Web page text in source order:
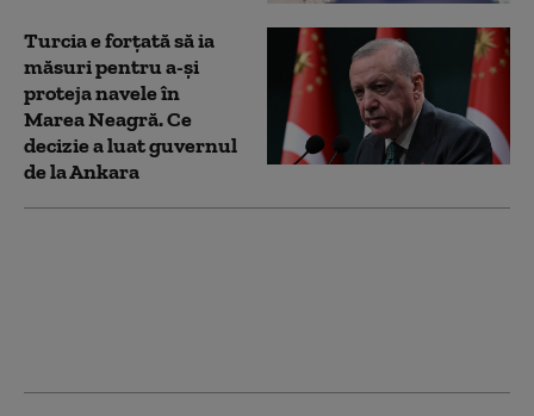
Turcia e forțată să ia
măsuri pentru a-și
proteja navele în
Marea Neagră. Ce
decizie a luat guvernul
de la Ankara